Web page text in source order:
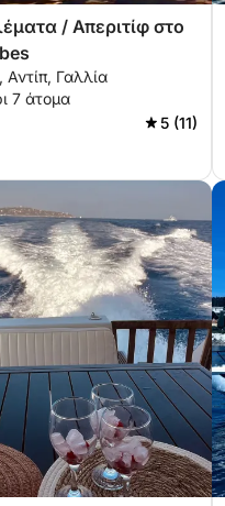
/ Απεριτίφ στο
Αντίπ, Γαλλία
7 άτομα
5 (11)